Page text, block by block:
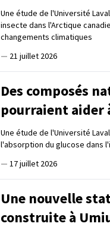
Une étude de l'Université
insecte dans l'Arctique
changements climatiques
— 21 juillet 2026
Des composés
pourraient aider
Une étude de l'Université
l'absorption du glucose dans
— 17 juillet 2026
Une nouvelle
construite à